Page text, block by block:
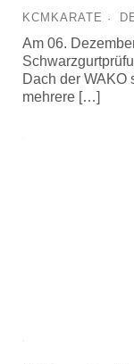
KCMKARATE
Am 06.
Dach der WAKO
mehrere […]